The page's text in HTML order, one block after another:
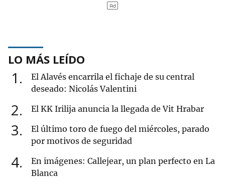
LO MÁS LEÍDO
1
El Alavés encarrila el fichaje de su central
deseado: Nicolás Valentini
2 El KK Irilija anuncia la llegada de Vit Hrabar
3
El último toro de fuego del miércoles, parado
por motivos de seguridad
4
En imágenes: Callejear, un plan perfecto en La
Blanca